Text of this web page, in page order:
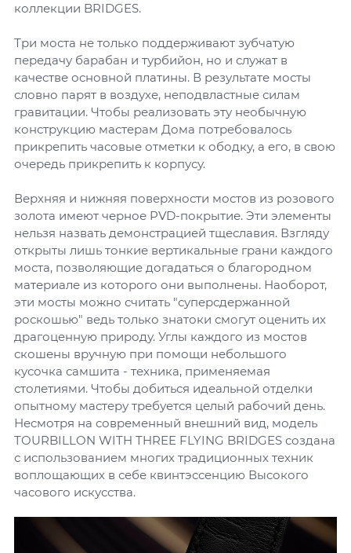
коллекции BRIDGES.
Три моста не только поддерживают зубчатую
передачу барабан и турбийон, но и служат в
качестве основной платины. В результате мосты
словно парят в воздухе, неподвластные силам
гравитации. Чтобы реализовать эту необычную
конструкцию мастерам Дома потребовалось
прикрепить часовые отметки к ободку, а его, в свою
очередь прикрепить к корпусу.
Верхняя и нижняя поверхности мостов из розового
золота имеют черное PVD-покрытие. Эти элементы
нельзя назвать демонстрацией тщеславия. Взгляду
открыты лишь тонкие вертикальные грани каждого
моста, позволяющие догадаться о благородном
материале из которого они выполнены. Наоборот,
эти мосты можно считать "суперсдержанной
роскошью" ведь только знатоки смогут оценить их
драгоценную природу. Углы каждого из мостов
скошены вручную при помощи небольшого
кусочка самшита - техника, применяемая
столетиями. Чтобы добиться идеальной отделки
опытному мастеру требуется целый рабочий день.
Несмотря на современный внешний вид, модель
TOURBILLON WITH THREE FLYING BRIDGES создана
с использованием многих традиционных техник
воплощающих в себе квинтэссенцию Высокого
часового искусства.